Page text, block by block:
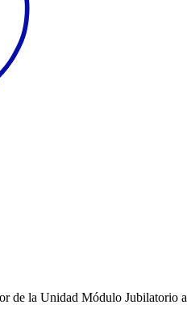
de la Unidad Módulo Jubilatorio a